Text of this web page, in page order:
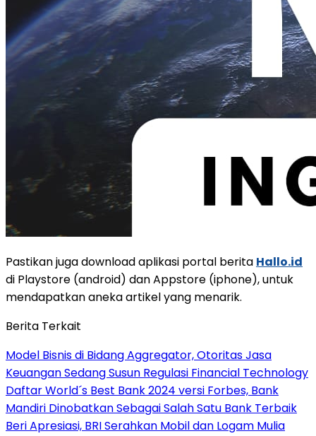
Pastikan juga download aplikasi portal berita Hallo.id
di Playstore (android) dan Appstore (iphone), untuk
mendapatkan aneka artikel yang menarik.
Berita Terkait
Model Bisnis di Bidang Aggregator, Otoritas Jasa
Keuangan Sedang Susun Regulasi Financial Technology
Daftar World´s Best Bank 2024 versi Forbes, Bank
Mandiri Dinobatkan Sebagai Salah Satu Bank Terbaik
Beri Apresiasi, BRI Serahkan Mobil dan Logam Mulia